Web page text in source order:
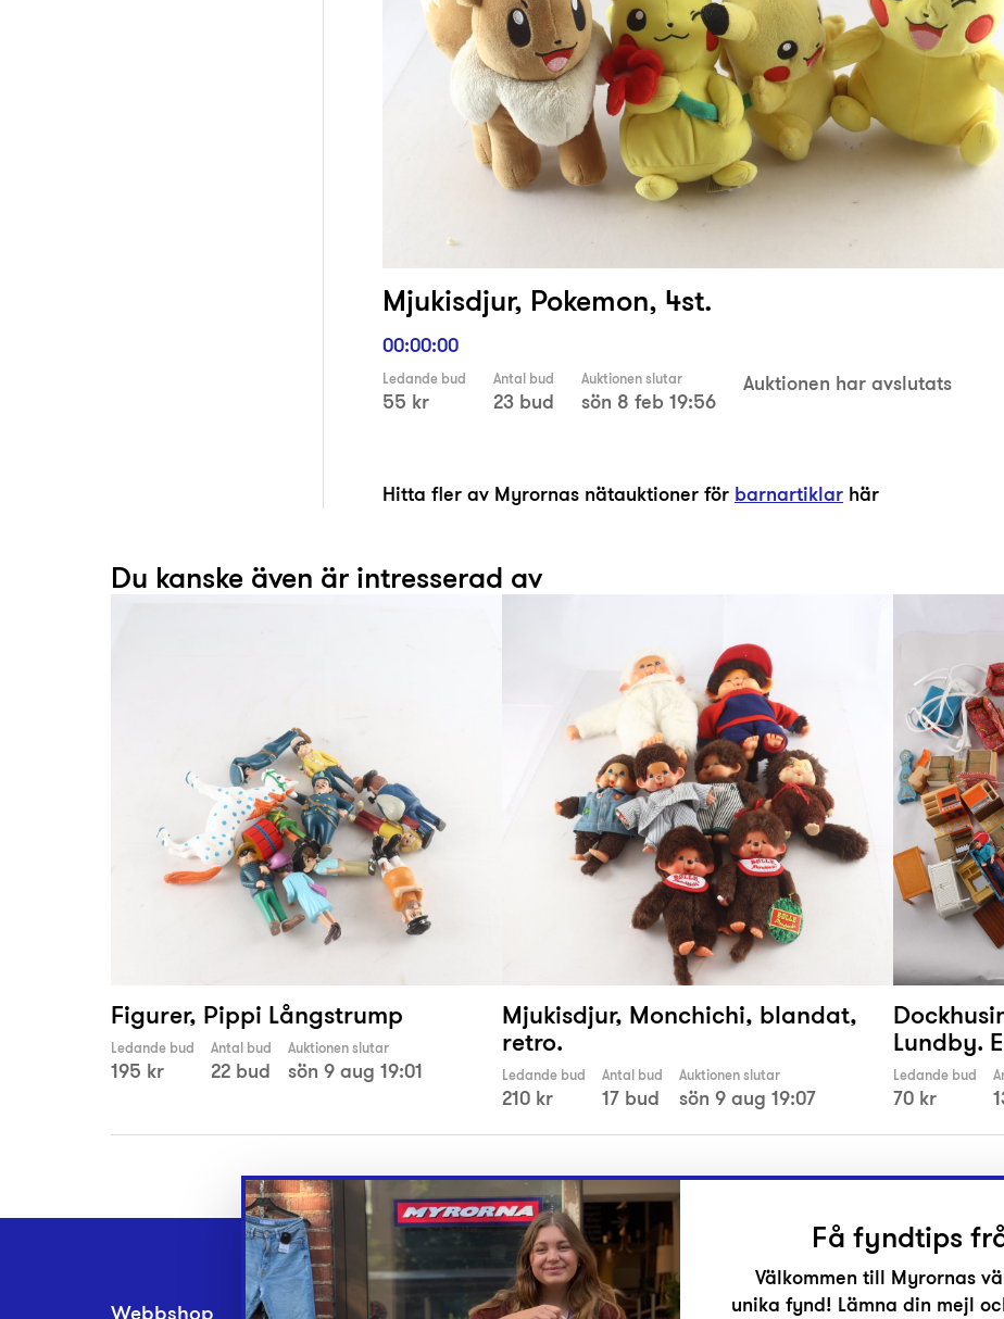
Mjukisdjur, Pokemon, 4st.
00:00:00
Ledande bud
55 kr
Antal bud
23 bud
Auktionen slutar
sön 8 feb 19:56
Auktionen har avslutats
Hitta fler av Myrornas nätauktioner för barnartiklar här
Du kanske även är intresserad av
Figurer, Pippi Långstrump
Ledande bud
195 kr
Antal bud
22 bud
Auktionen slutar
sön 9 aug 19:01
Mjukisdjur, Monchichi, blandat,
retro.
Ledande bud
210 kr
Antal bud
17 bud
Auktionen slutar
sön 9 aug 19:07
Lundby.
Ledande bud
70 kr
Få fyndtips
Välkommen till Myrornas
unika fynd! Lämna din mejl